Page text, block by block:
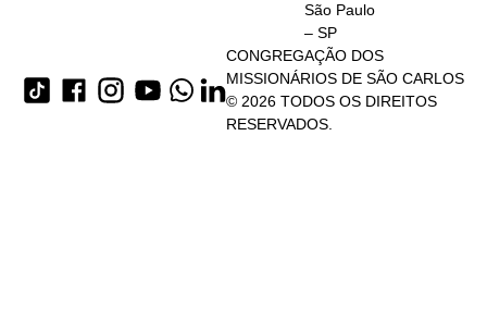
São Paulo
– SP
CONGREGAÇÃO DOS
MISSIONÁRIOS DE SÃO CARLOS
© 2026 TODOS OS DIREITOS
RESERVADOS.